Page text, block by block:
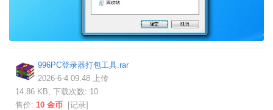
996PC登录器打包工具.rar
2026-6-4 09:48 上传
14.86 KB, 下载次数: 10
售价: 10 金币 [记录]